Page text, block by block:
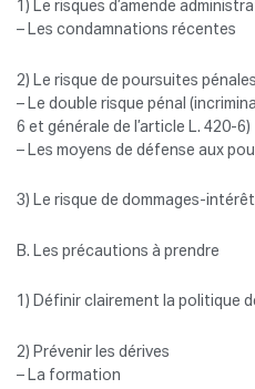
1) Le risques d’amende
– Les condamnations récentes
2) Le risque de poursuites pénales
– Le double risque pénal
6 et générale de l’article L. 420-6)
– Les moyens de défense aux
3) Le risque de dommages-
B. Les précautions à prendre
1) Définir clairement la politique
2) Prévenir les dérives
– La formation